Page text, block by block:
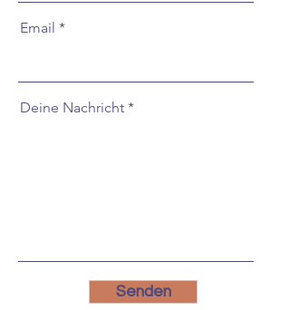
Email
Deine Nachricht
Senden